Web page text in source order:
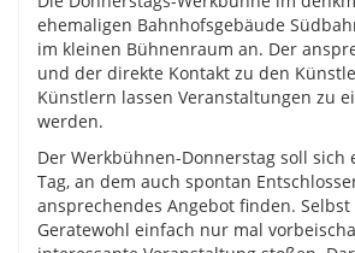
ehemaligen Bahnhofsgebäude
im kleinen Bühnenraum an. Der
und der direkte Kontakt zu den
Künstlern lassen Veranstaltungen zu
werden.
Der Werkbühnen-Donnerstag soll sich
Tag, an dem auch spontan
ansprechendes Angebot finden.
Geratewohl einfach nur mal